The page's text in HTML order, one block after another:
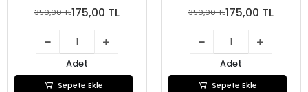
350,00 TL175,00 TL
Adet
Sepete Ekle
350,00 TL175,00 TL
Adet
Sepete Ekle